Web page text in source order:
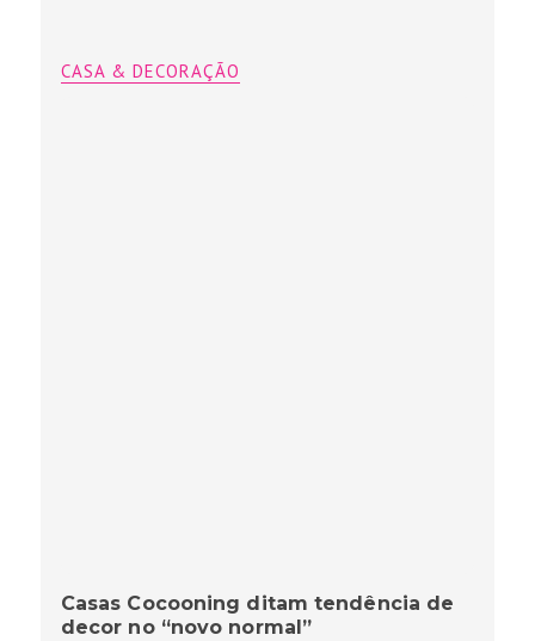
CASA & DECORAÇÃO
Casas Cocooning ditam tendência de
decor no “novo normal”